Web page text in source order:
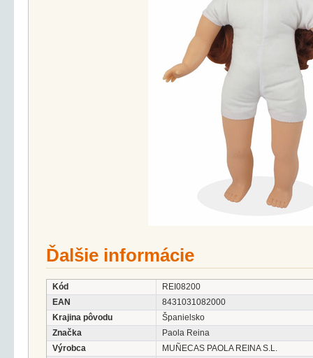
Ďalšie informácie
Kód
REI08200
EAN
8431031082000
Krajina pôvodu
Španielsko
Značka
Paola Reina
Výrobca
MUÑECAS PAOLA REINA S.L.